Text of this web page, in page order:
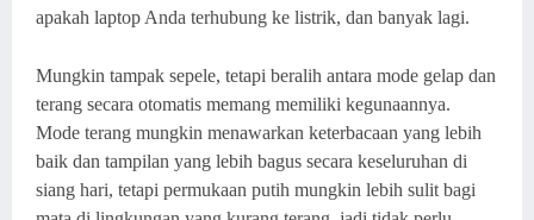
apakah laptop Anda terhubung ke listrik, dan banyak lagi.
Mungkin tampak sepele, tetapi beralih antara mode gelap dan
terang secara otomatis memang memiliki kegunaannya.
Mode terang mungkin menawarkan keterbacaan yang lebih
baik dan tampilan yang lebih bagus secara keseluruhan di
siang hari, tetapi permukaan putih mungkin lebih sulit bagi